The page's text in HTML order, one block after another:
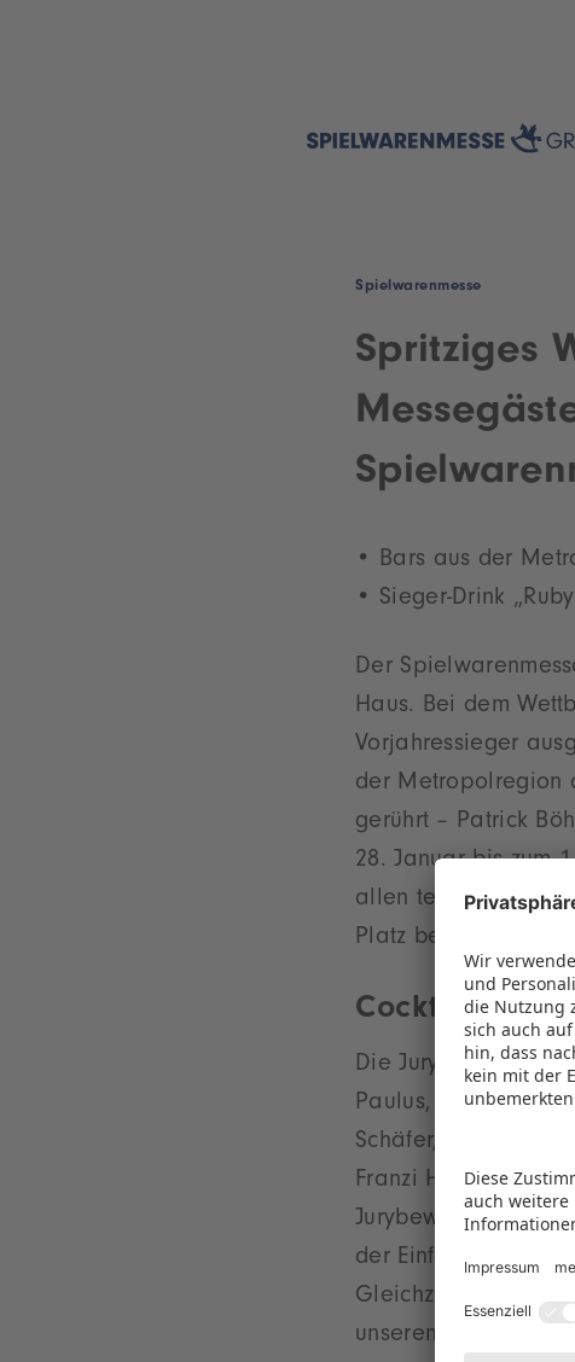
Spielwarenmesse
Spritziges
Bars aus der
Sieger-Drink
Der
Haus. Bei dem
Vorjahressieger
der Metropolregion
gerührt – Patrick
28. Januar bis zum
allen
Platz belegte TREFF
Cocktail-
Die Jury besteht
Paulus,
Schäfer,
Franzi Hartmann
Jurybewertung um
der Einfallsreichtum
Gleichzeitig freue
unserem neuen